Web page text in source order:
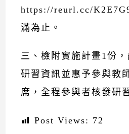
https://reurl.cc/
滿為止。
三、檢附實施計畫1份
研習資訊並惠予參與教
席，全程參與者核發研
Post Views: 72